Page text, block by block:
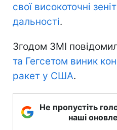
свої високоточні
дальності.
Згодом ЗМІ
та Гегсетом виник
ракет у США.
Не пропустіть
наші